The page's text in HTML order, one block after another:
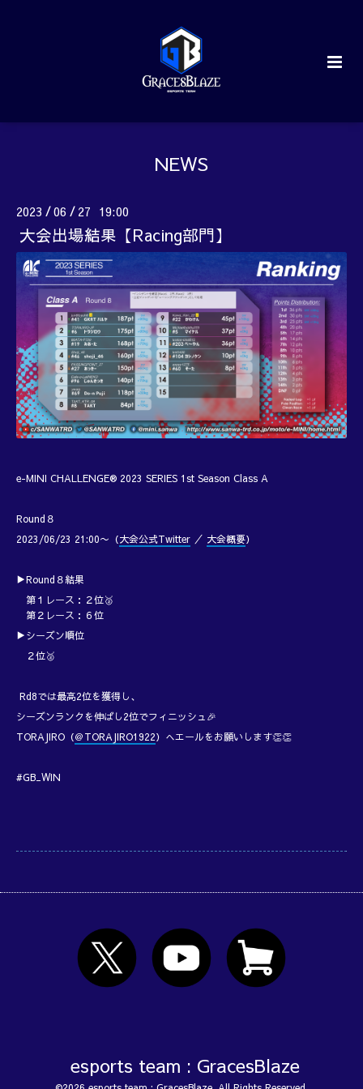
NEWS
2023 /06 / 27 19:00
大会出場結果【Racing部門】
e-MINI CHALLENGE® 2023 SERIES 1st Season Class A
Round８
2023/06/23 21:00〜（大会公式Twitter ／ 大会概要）
▶Round８結果
第１レース：２位🥈
第２レース：６位
▶シーズン順位
２位🥈
Rd8では最高2位を獲得し、
シーズンランクを伸ばし2位でフィニッシュ🎉
TORAJIRO（＠TORAJIRO1922）へエールをお願いします👏👏
#GB_WIN
esports team : GracesBlaze